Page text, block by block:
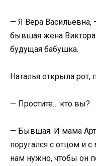
— Я Вера
бывшая жена
будущая бабушка.
Наталья открыла рот,
— Простите… кто вы?
— Бывшая. И мама
поругался с отцом и
нам нужно, чтобы он